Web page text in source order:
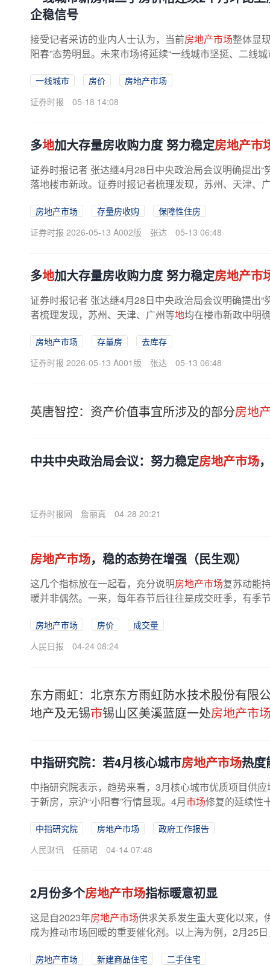
企稳信号
接受记者采访的业内人士认为，当前房地产市场整体显
阳春”态势明显。未来市场将延续“一线城市坚挺、二线
一线城市 房价
房地产市场
证券时报
05-18 14:08
多地加大存量房收购力度 努力稳定房地产市
证券时报记者 张达继4月28日中央政治局会议明确提出“
落地楼市新政。证券时报记者梳理发现，苏州、天津、
房地产市场 存量房收购
保障性住房
证券时报 2026-05-13 A002版
张达 05-13 06:48
多地加大存量房收购力度 努力稳定房地产市
证券时报记者 张达继4月28日中央政治局会议明确提出“
者梳理发现，苏州、天津、广州等地均在楼市新政中明
房地产市场 存量房
去库存
证券时报 2026-05-13 A001版
张达 05-13 06:48
英唐智控：资产价值事宜所涉及的部分房地
中共中央政治局会议：努力稳定房地产市场
证券时报网 詹丽真 04-28 20:21
房地产市场，稳的态势在增强（民生观）
这几个指标放在一起看，充分说明房地产市场复苏动能
暖并非偶然。一来，每年春节后往往是成交旺季，有季
房地产市场 房价
成交量
人民日报
04-24 08:24
东方雨虹：北京东方雨虹防水技术股份有限
地产及无锡市锡山区美溪蓝庭一处房地产市
中指研究院：若4月核心城市房地产市场热度
中指研究院表示，趋势来看，3月核心城市优质项目供
于新房，京沪“小阳春”行情显现。4月市场修复的延续性
中指研究院 房地产市场
政府工作报告
人民财讯
任丽珺 04-14 07:48
2月份多个房地产市场指标暖意初显
这是自2023年房地产市场供求关系发生重大变化以来，
成为推动市场回暖的重要催化剂。以上海为例，2月25
房地产市场 新建商品住宅 二手住宅